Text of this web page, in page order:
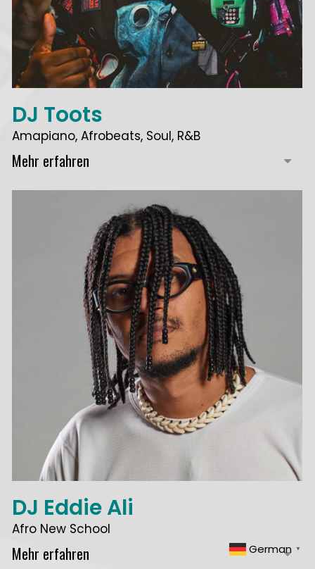
DJ Toots
Amapiano, Afrobeats, Soul, R&B
Mehr erfahren
DJ Eddie Ali
Afro New School
Mehr erfahren German ▼